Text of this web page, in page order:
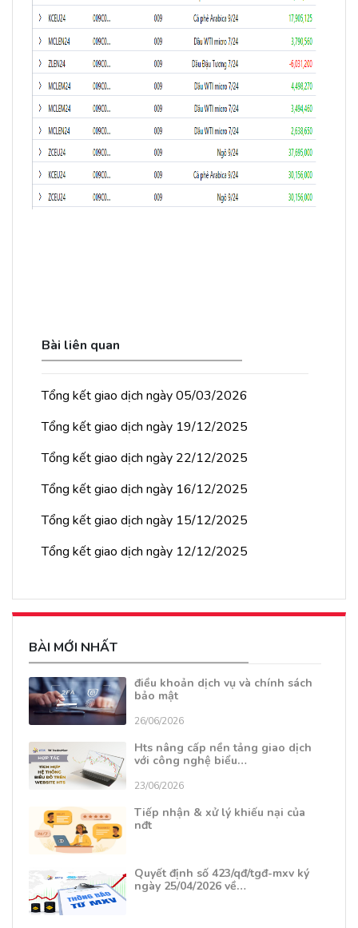
Bài liên quan
Tổng kết giao dịch ngày 05/03/2026
Tổng kết giao dịch ngày 19/12/2025
Tổng kết giao dịch ngày 22/12/2025
Tổng kết giao dịch ngày 16/12/2025
Tổng kết giao dịch ngày 15/12/2025
Tổng kết giao dịch ngày 12/12/2025
BÀI MỚI NHẤT
điều khoản dịch vụ và chính sách
bảo mật
26/06/2026
Hts nâng cấp nền tảng giao dịch
với công nghệ biểu…
23/06/2026
Tiếp nhận & xử lý khiếu nại của
nđt
Quyết định số 423/qđ/tgđ-mxv ký
ngày 25/04/2026 về…